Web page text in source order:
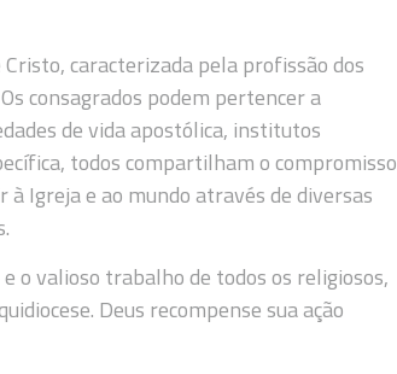
caracterizada pela profissão dos
consagrados podem pertencer a
de vida apostólica, institutos
todos compartilham o compromisso
Igreja e ao mundo através de diversas
o valioso trabalho de todos os religiosos,
Deus recompense sua ação